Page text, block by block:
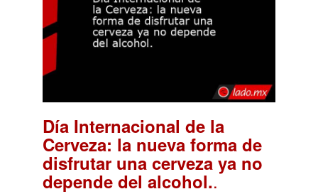
Día Internacional de la
Cerveza: la nueva forma de
disfrutar una cerveza ya no
depende del alcohol..